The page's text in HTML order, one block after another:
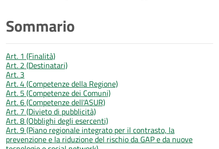
Sommario
Art. 1 (Finalità)
Art. 2 (Destinatari)
Art. 3
Art. 4 (Competenze della Regione)
Art. 5 (Competenze dei Comuni)
Art. 6 (Competenze dell'ASUR)
Art. 7 (Divieto di pubblicità)
Art. 8 (Obblighi degli esercenti)
Art. 9 (Piano regionale integrato per il contrasto, la
prevenzione e la riduzione del rischio da GAP e da nuove